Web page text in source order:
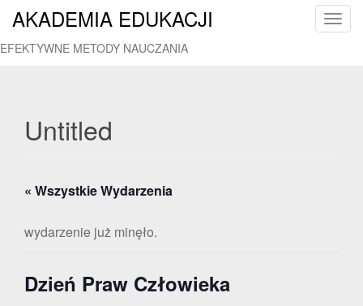
T
AKADEMIA EDUKACJI
EFEKTYWNE METODY NAUCZANIA
Untitled
« Wszystkie Wydarzenia
wydarzenie już minęło.
Dzień Praw Człowieka